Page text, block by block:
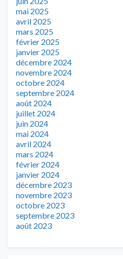
mai 2025
avril 2025
mars 2025
février 2025
janvier 2025
décembre 2024
novembre 2024
octobre 2024
septembre 2024
août 2024
juillet 2024
juin 2024
mai 2024
avril 2024
mars 2024
février 2024
janvier 2024
décembre 2023
novembre 2023
octobre 2023
septembre 2023
août 2023